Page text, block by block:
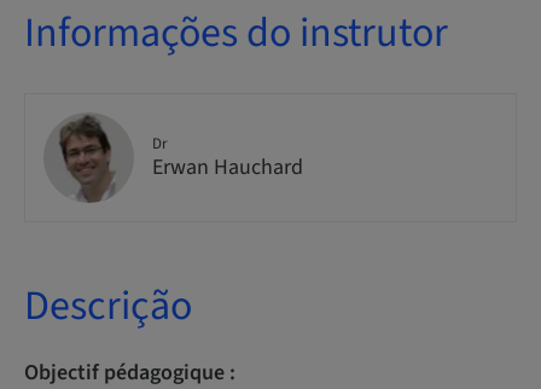
Informações do instrutor
Dr
Erwan Hauchard
Descrição
Objectif pédagogique :